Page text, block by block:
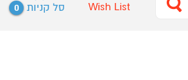
סל קניות 0 Wish List